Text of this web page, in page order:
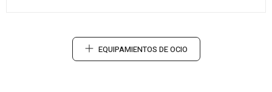
EQUIPAMIENTOS DE OCIO